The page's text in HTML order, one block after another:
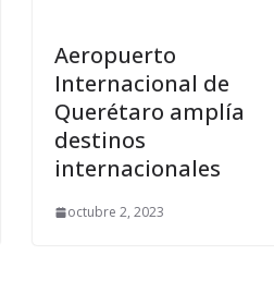
Aeropuerto
Internacional de
Querétaro amplía
destinos
internacionales
octubre 2, 2023